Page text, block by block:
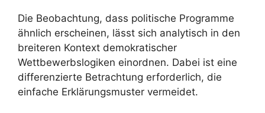
Die Beobachtung, dass politische Programme
ähnlich erscheinen, lässt sich analytisch in den
breiteren Kontext demokratischer
Wettbewerbslogiken einordnen. Dabei ist eine
differenzierte Betrachtung erforderlich, die
einfache Erklärungsmuster vermeidet.